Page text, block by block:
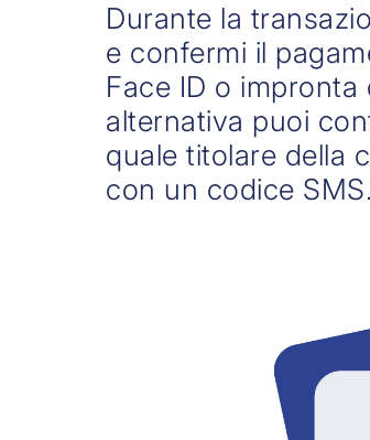
Durante la
e confermi il
Face ID o
alternativa puoi
quale titolare della
con un codice SMS.